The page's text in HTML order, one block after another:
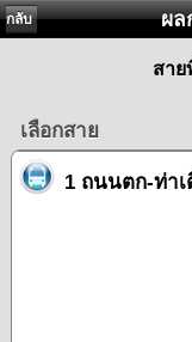
กลับ ผล
สาย
เลือกสาย
1 ถนนตก-ท่า